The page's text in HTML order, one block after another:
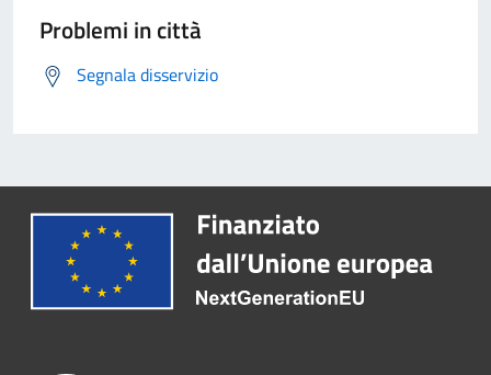
Problemi in città
Segnala disservizio